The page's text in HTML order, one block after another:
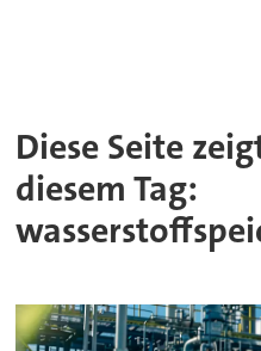
Diese Seite
diesem Tag: